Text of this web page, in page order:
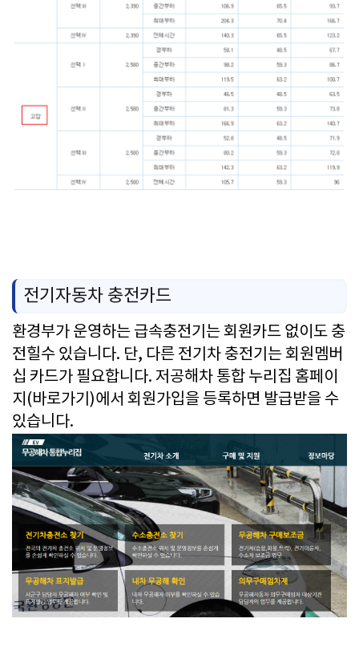
전기자동차 충전카드
환경부가 운영하는 급속충전기는 회원카드 없이도 충
전힐수 있습니다. 단, 다른 전기차 충전기는 회원멤버
십 카드가 필요합니다. 저공해차 통합 누리집 홈페이
지(바로가기)에서 회원가입을 등록하면 발급받을 수
있습니다.